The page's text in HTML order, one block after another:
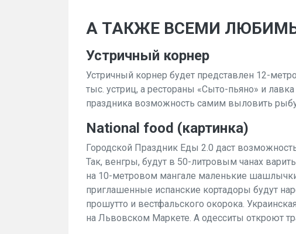
А ТАКЖЕ ВСЕМИ
Устричный корнер
Устричный корнер будет представлен 12-
тыс. устриц, а рестораны «Сыто-пьяно» и
праздника возможность самим выловить
National food (картинка)
Городской Праздник Еды 2.0 даст
Так, венгры, будут в 50-литровым чанах
на 10-метровом мангале маленькие
приглашенные испанские кортадоры будут
прошутто и вестфальского окорока.
на Львовском Маркете. А одесситы откроют